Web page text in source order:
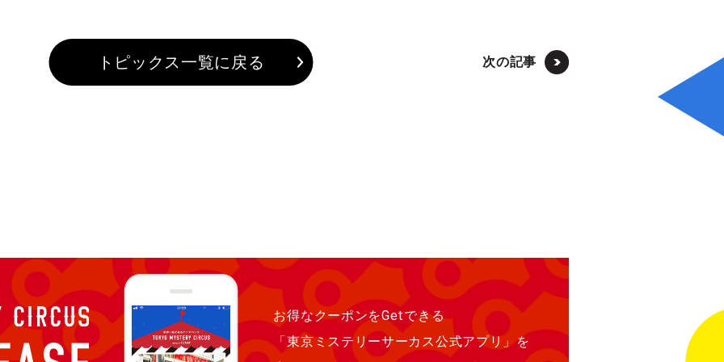
次の記事
トピックス一覧に戻る
お得なクーポンをGetできる
「東京ミステリーサーカス公式アプリ」を